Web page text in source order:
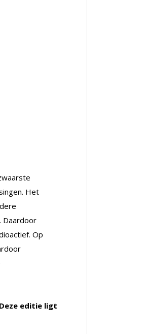
Het
Daardoor
Op
editie ligt